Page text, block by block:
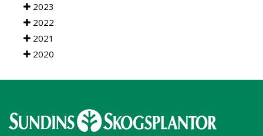
2023
2022
2021
2020